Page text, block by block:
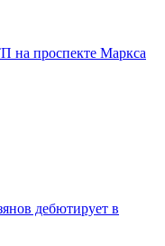
на проспекте Маркса
дебютирует в